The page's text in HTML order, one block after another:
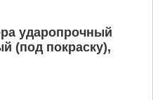
ударопрочный
(под покраску),